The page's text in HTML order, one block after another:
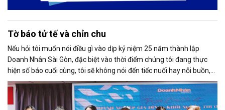
Tờ báo tử tế và chỉn chu
Nếu hỏi tôi muốn nói điều gì vào dịp kỷ niệm 25 năm thành lập
Doanh Nhân Sài Gòn, đặc biệt vào thời điểm chúng tôi đang thực
hiện số báo cuối cùng, tôi sẽ không nói đến tiếc nuối hay nỗi buồn,
thay vào đó là niềm tự hào. Bởi khi nghĩ về Doanh Nhân Sài Gòn, tôi
luôn nghĩ đó là một tờ báo “tử tế, chỉn chu”. Những điều tưởng như
rất bình thường ấy đã nuôi dưỡng tôi suốt 25 năm làm nghề. Và có